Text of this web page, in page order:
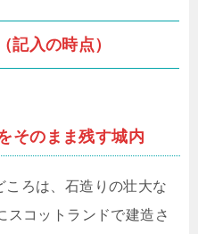
記入の時点）
そのまま残す城内
ころは、石造りの壮大な
スコットランドで建造さ